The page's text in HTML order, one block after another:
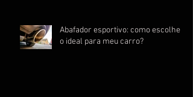
Abafador esportivo: como escolher
o ideal para meu carro?